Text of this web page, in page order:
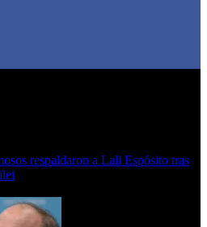
respaldaron a Lali Espósito tras